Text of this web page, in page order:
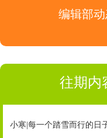
编辑部
往期内